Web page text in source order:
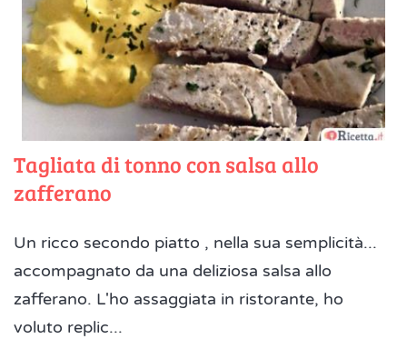
Tagliata di tonno con salsa allo
zafferano
Un ricco secondo piatto , nella sua semplicità...
accompagnato da una deliziosa salsa allo
zafferano. L'ho assaggiata in ristorante, ho
voluto replic...